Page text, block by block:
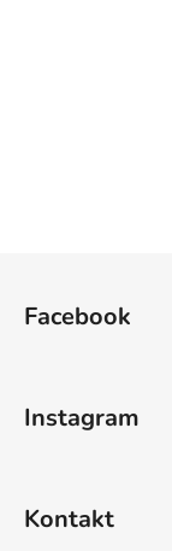
Facebook
Instagram
Kontakt